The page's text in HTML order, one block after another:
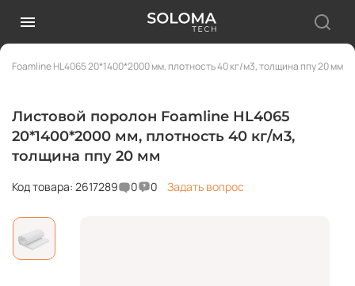
Foamline HL4065 20*1400*2000 мм, плотность 40 кг/м3, толщина ппу 20 мм
Листовой поролон Foamline HL4065
20*1400*2000 мм, плотность 40 кг/м3,
толщина ппу 20 мм
Код товара: 2617289 0 0 Задать вопрос